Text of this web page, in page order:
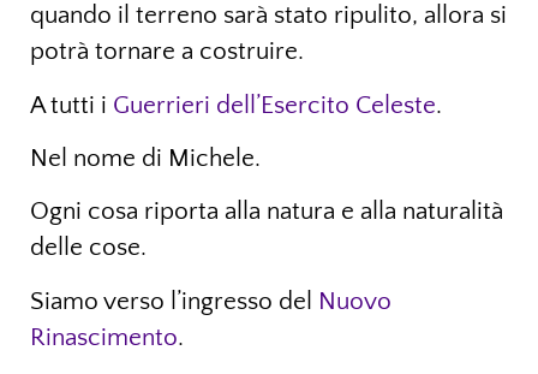
quando il terreno sarà stato ripulito, allora si
potrà tornare a costruire.
A tutti i Guerrieri dell’Esercito Celeste.
Nel nome di Michele.
Ogni cosa riporta alla natura e alla naturalità
delle cose.
Siamo verso l’ingresso del Nuovo
Rinascimento.